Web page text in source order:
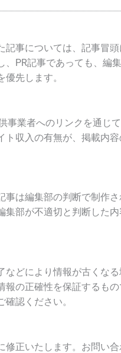
事については、記事冒
PR記事であっても、編
先します。
事業者へのリンクを通じ
収入の有無が、掲載内
は編集部の判断で制作
部が不適切と判断した内
どにより情報が古くな
の正確性を保証するも
認ください。
正いたします。お問い